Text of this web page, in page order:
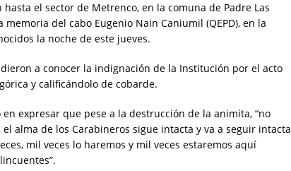
el sector de Metrenco, en la comuna de Padre Las
del cabo Eugenio Nain Caniumil (QEPD), en la
la noche de este jueves.
a conocer la indignación de la Institución por el acto
y calificándolo de cobarde.
expresar que pese a la destrucción de la animita, “no
alma de los Carabineros sigue intacta y va a seguir intacta
mil veces lo haremos y mil veces estaremos aquí